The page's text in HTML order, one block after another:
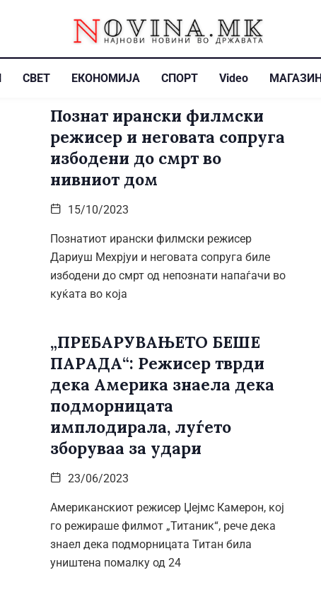
СВЕТ ЕКОНОМИЈА СПОРТ Video МАГАЗИН
Познат ирански филмски
режисер и неговата сопруга
избодени до смрт во
нивниот дом
15/10/2023
Познатиот ирански филмски режисер
Дариуш Мехрјуи и неговата сопруга биле
избодени до смрт од непознати напаѓачи во
куќата во која
„ПРЕБАРУВАЊЕТО БЕШЕ
ПАРАДА“: Режисер тврди
дека Америка знаела дека
подморницата
имплодирала, луѓето
зборуваа за удари
23/06/2023
Американскиот режисер Џејмс Камерон, кој
го режираше филмот „Титаник“, рече дека
знаел дека подморницата Титан била
уништена помалку од 24